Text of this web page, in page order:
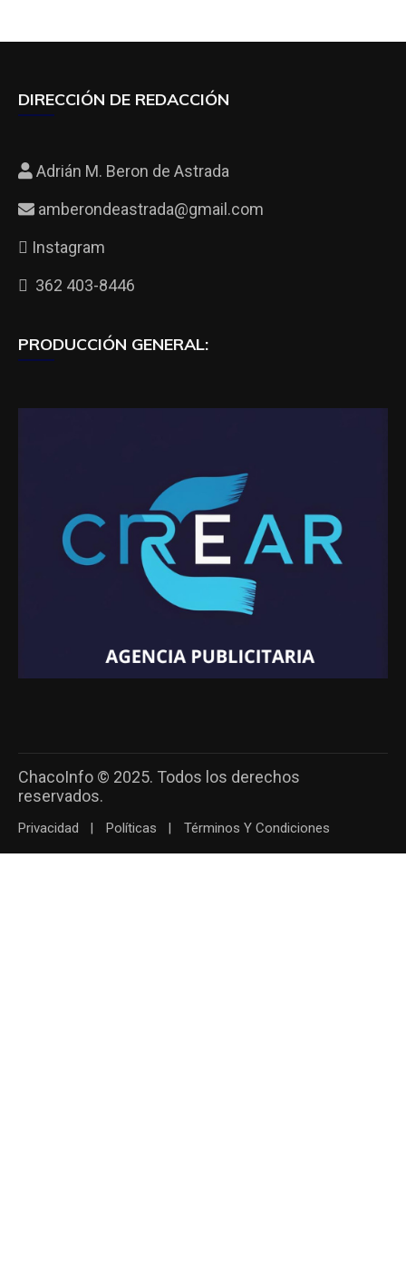
DIRECCIÓN DE REDACCIÓN
Adrián M. Beron de Astrada
amberondeastrada@gmail.com
Instagram
362 403-8446
PRODUCCIÓN GENERAL:
ChacoInfo © 2025. Todos los derechos
reservados.
Privacidad Políticas Términos Y Condiciones